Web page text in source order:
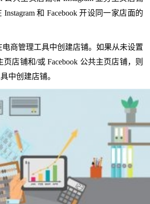
和 Facebook 开设同一家店面的
商管理工具中创建店铺。如果从未设置
页店铺和/或 Facebook 公共主页店铺，则
中创建店铺。